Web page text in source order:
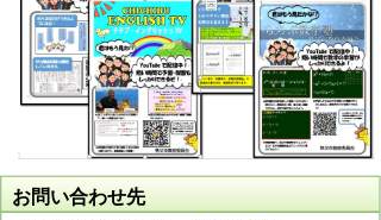
お問い合わせ先